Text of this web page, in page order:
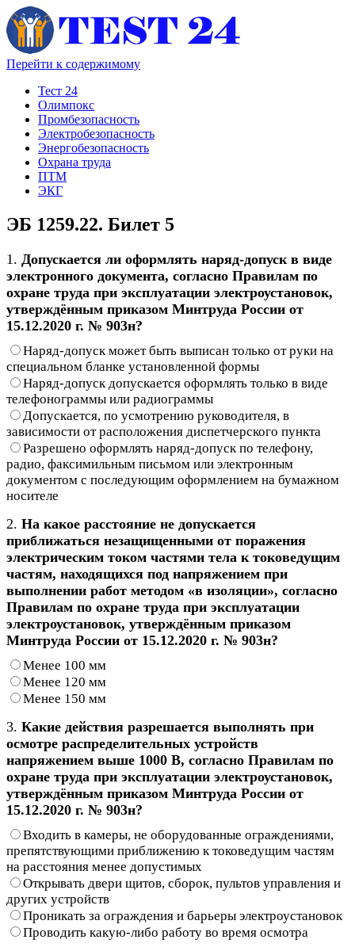
Перейти к содержимому
Тест 24
Олимпокс
Промбезопасность
Электробезопасность
Энергобезопасность
Охрана труда
ПТМ
ЭКГ
ЭБ 1259.22. Билет 5
1. Допускается ли оформлять наряд-допуск в виде
электронного документа, согласно Правилам по
охране труда при эксплуатации электроустановок,
утверждённым приказом Минтруда России от
15.12.2020 г. № 903н?
Наряд-допуск может быть выписан только от руки на
специальном бланке установленной формы
Наряд-допуск допускается оформлять только в виде
телефонограммы или радиограммы
Допускается, по усмотрению руководителя, в
зависимости от расположения диспетчерского пункта
Разрешено оформлять наряд-допуск по телефону,
радио, факсимильным письмом или электронным
документом с последующим оформлением на бумажном
носителе
2. На какое расстояние не допускается
приближаться незащищенными от поражения
электрическим током частями тела к токоведущим
частям, находящихся под напряжением при
выполнении работ методом «в изоляции», согласно
Правилам по охране труда при эксплуатации
электроустановок, утверждённым приказом
Минтруда России от 15.12.2020 г. № 903н?
Менее 100 мм
Менее 120 мм
Менее 150 мм
3. Какие действия разрешается выполнять при
осмотре распределительных устройств
напряжением выше 1000 В, согласно Правилам по
охране труда при эксплуатации электроустановок,
утверждённым приказом Минтруда России от
15.12.2020 г. № 903н?
Входить в камеры, не оборудованные ограждениями,
препятствующими приближению к токоведущим частям
на расстояния менее допустимых
Открывать двери щитов, сборок, пультов управления и
других устройств
Проникать за ограждения и барьеры электроустановок
Проводить какую-либо работу во время осмотра